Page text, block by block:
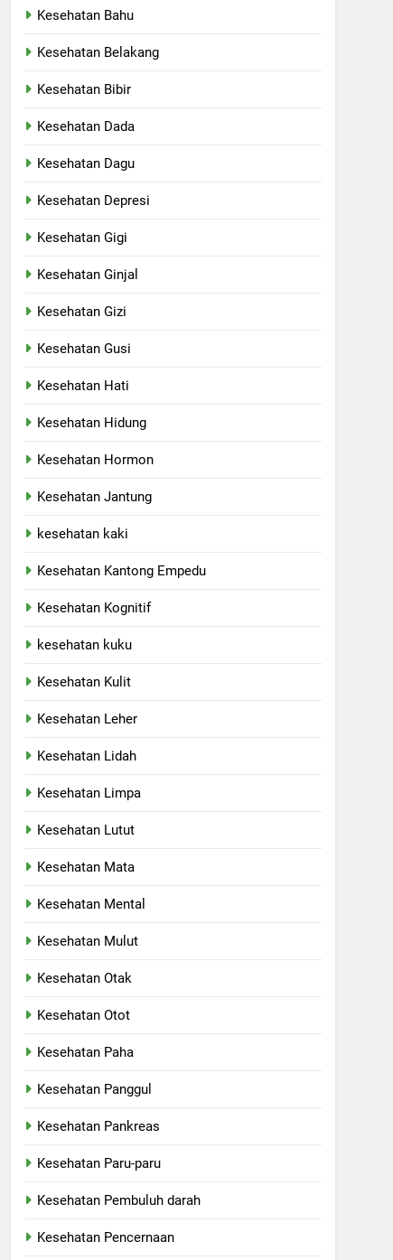
Kesehatan Bahu
Kesehatan Belakang
Kesehatan Bibir
Kesehatan Dada
Kesehatan Dagu
Kesehatan Depresi
Kesehatan Gigi
Kesehatan Ginjal
Kesehatan Gizi
Kesehatan Gusi
Kesehatan Hati
Kesehatan Hidung
Kesehatan Hormon
Kesehatan Jantung
kesehatan kaki
Kesehatan Kantong Empedu
Kesehatan Kognitif
kesehatan kuku
Kesehatan Kulit
Kesehatan Leher
Kesehatan Lidah
Kesehatan Limpa
Kesehatan Lutut
Kesehatan Mata
Kesehatan Mental
Kesehatan Mulut
Kesehatan Otak
Kesehatan Otot
Kesehatan Paha
Kesehatan Panggul
Kesehatan Pankreas
Kesehatan Paru-paru
Kesehatan Pembuluh darah
Kesehatan Pencernaan